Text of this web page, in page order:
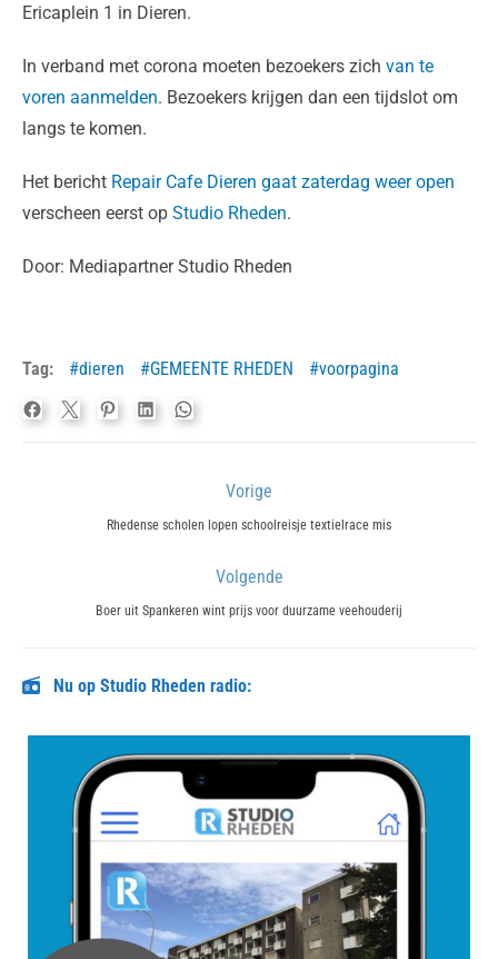
Ericaplein 1 in Dieren.
In verband met corona moeten bezoekers zich van te
voren aanmelden. Bezoekers krijgen dan een tijdslot om
langs te komen.
Het bericht Repair Cafe Dieren gaat zaterdag weer open
verscheen eerst op Studio Rheden.
Door: Mediapartner Studio Rheden
Tag: dieren GEMEENTE RHEDEN voorpagina
navigatie
Vorige
Previous
Rhedense scholen lopen schoolreisje textielrace mis
Volgende
Next
Boer uit Spankeren wint prijs voor duurzame veehouderij
Nu op Studio Rheden radio: